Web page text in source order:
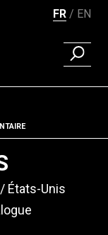
FR EN
États-Unis